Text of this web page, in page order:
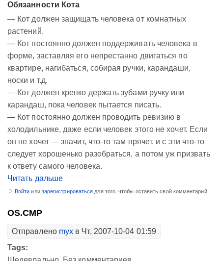
Обязанности Кота
— Кот должен защищать человека от комнатных
растений.
— Кот постоянно должен поддерживать человека в
форме, заставляя его непрестанно двигаться по
квартире, нагибаться, собирая ручки, карандаши,
носки и т.д.
— Кот должен крепко держать зубами ручку или
карандаш, пока человек пытается писать.
— Кот постоянно должен проводить ревизию в
холодильнике, даже если человек этого не хочет. Если
он не хочет — значит, что-то там прячет, и с эти что-то
следует хорошенько разобраться, а потом уж призвать
к ответу самого человека.
Читать дальше
Войти или зарегистрироваться для того, чтобы оставить свой комментарий.
OS.CMP
Отправлено myx в Чт, 2007-10-04 01:59
Tags: